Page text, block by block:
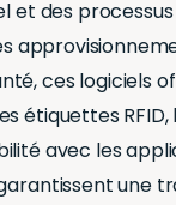
et des
ces logiciels
étiquettes
avec les
une